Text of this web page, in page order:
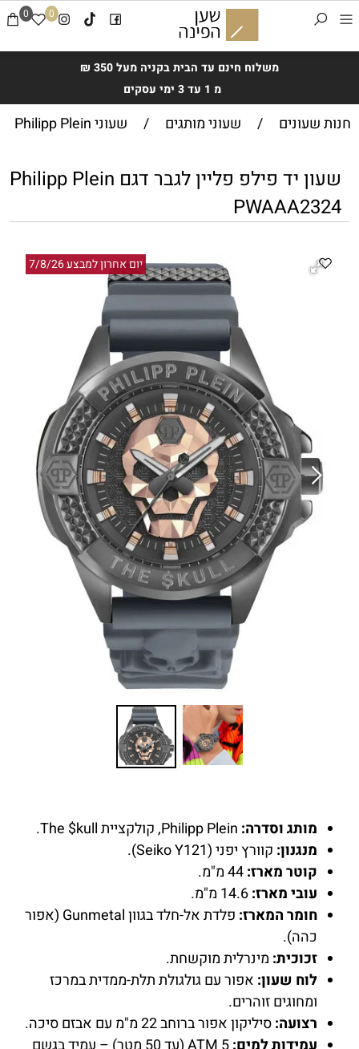
משלוח חינם עד הבית בקניה מעל 350 ₪
מ 1 עד 3 ימי עסקים
0 0
חנות שעונים / שעוני מותגים / שעוני Philipp Plein
שעון יד פילפ פליין לגבר דגם Philipp Plein
PWAAA2324
יום אחרון למבצע 7/8/26
מותג וסדרה: Philipp Plein, קולקציית The $kull.
מנגנון: קוורץ יפני (Seiko Y121).
קוטר מארז:44 מ"מ.
עובי מארז:14.6 מ"מ.
חומר המארז:
פלדת אל-חלד בגוון Gunmetal (אפור
כהה).
זכוכית: מינרלית מוקשחת.
לוח שעון: אפור עם גולגולת תלת-ממדית במרכז
ומחוגים זוהרים.
רצועה:סיליקון אפור ברוחב 22 מ"מ עם אבזם סיכה.